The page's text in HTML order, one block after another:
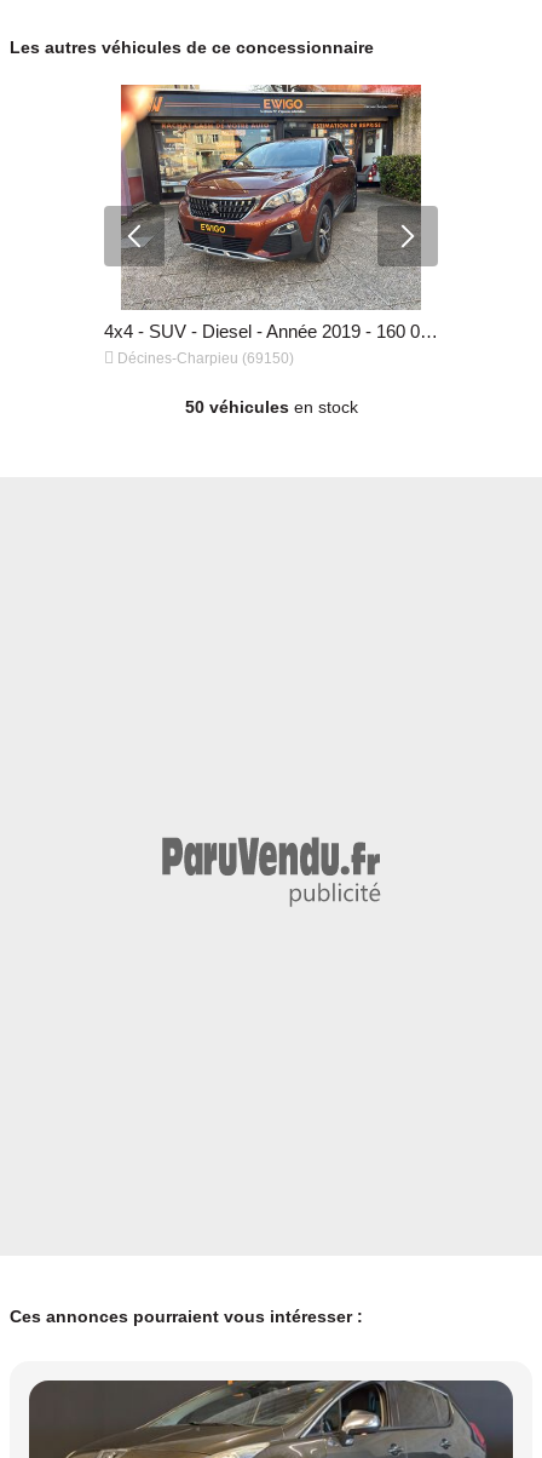
Un objectif : Vous satisfaire au mieux . 4,7/ 5 retour moyen de nos clients
Les autres véhicules de ce concessionnaire
4x4 - SUV - Diesel - Année 2019 - 160 000 km, 12 990 €
 Décines-Charpieu (69150)
50 véhiculesen stock
Ces annonces pourraient vous intéresser :